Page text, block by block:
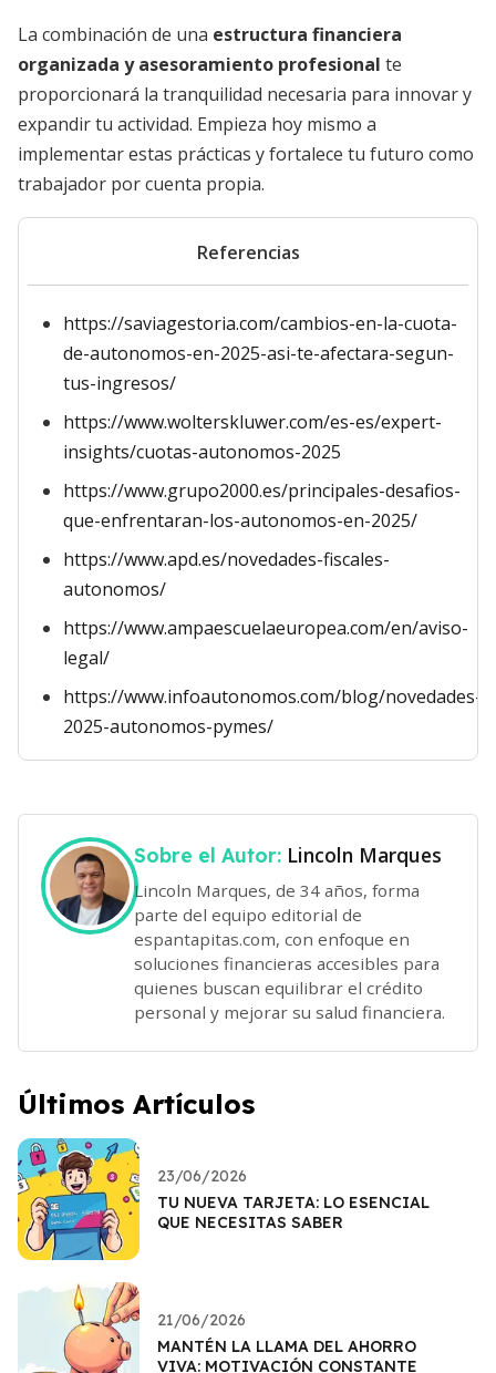
La combinación de una estructura financiera
organizada y asesoramiento profesional te
proporcionará la tranquilidad necesaria para innovar y
expandir tu actividad. Empieza hoy mismo a
implementar estas prácticas y fortalece tu futuro como
trabajador por cuenta propia.
Referencias
https://saviagestoria.com/cambios-en-la-cuota-
de-autonomos-en-2025-asi-te-afectara-segun-
tus-ingresos/
https://www.wolterskluwer.com/es-es/expert-
insights/cuotas-autonomos-2025
https://www.grupo2000.es/principales-desafios-
que-enfrentaran-los-autonomos-en-2025/
https://www.apd.es/novedades-fiscales-
autonomos/
https://www.ampaescuelaeuropea.com/en/aviso-
legal/
https://www.infoautonomos.com/blog/novedades-
2025-autonomos-pymes/
Sobre el Autor: Lincoln Marques
Lincoln Marques, de 34 años, forma
parte del equipo editorial de
espantapitas.com, con enfoque en
soluciones financieras accesibles para
quienes buscan equilibrar el crédito
personal y mejorar su salud financiera.
Últimos Artículos
23/06/2026
TU NUEVA TARJETA: LO ESENCIAL
QUE NECESITAS SABER
21/06/2026
MANTÉN LA LLAMA DEL AHORRO
VIVA: MOTIVACIÓN CONSTANTE